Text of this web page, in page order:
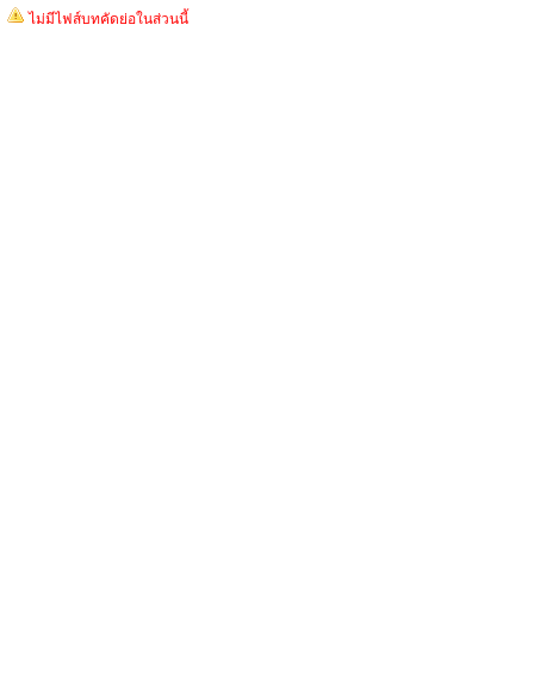
ไม่มีไฟส์บทคัดย่อในส่วนนี้